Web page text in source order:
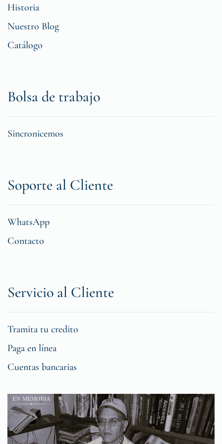
Historia
Nuestro Blog
Catálogo
Bolsa de trabajo
Sincronicemos
Soporte al Cliente
WhatsApp
Contacto
Servicio al Cliente
Tramita tu credito
Paga en línea
Cuentas bancarias